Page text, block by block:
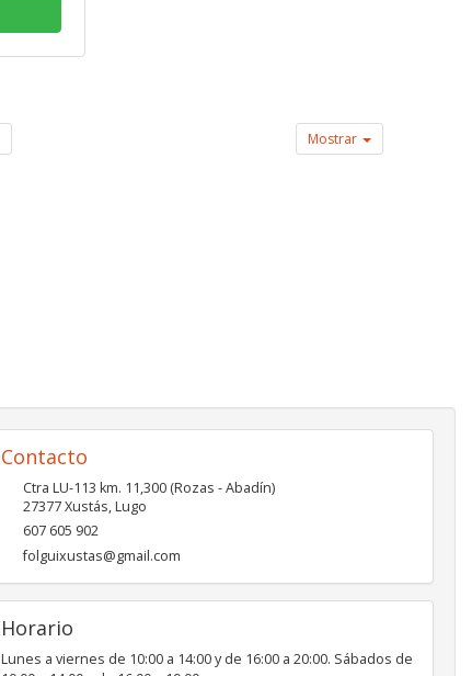
Mostrar
Contacto
Ctra LU-113 km. 11,300 (Rozas - Abadín)
27377Xustás,Lugo
607 605 902
folguixustas@gmail.com
Horario
Lunes a viernes de 10:00 a 14:00 y de 16:00 a 20:00. Sábados de